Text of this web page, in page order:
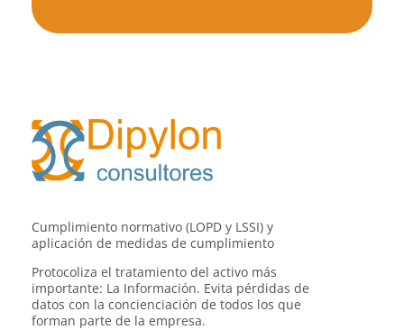
Cumplimiento normativo (LOPD y LSSI) y
aplicación de medidas de cumplimiento
Protocoliza el tratamiento del activo más
importante: La Información. Evita pérdidas de
datos con la concienciación de todos los que
forman parte de la empresa.